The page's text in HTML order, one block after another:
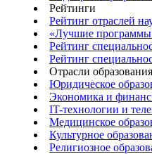
Рейтинги
Рейтинг отраслей
«Лучшие программы
Рейтинг
Рейтинг
Отрасли образования
Юридическое
Экономика и
IT-технологии и
Медицинское
Культурное
Религиозное